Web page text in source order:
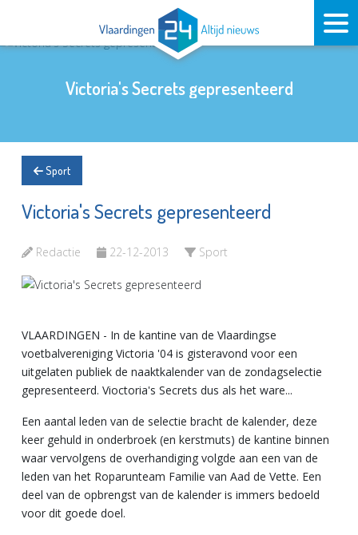
Victoria's Secrets gepresenteerd
Sport
Victoria's Secrets gepresenteerd
Redactie 22-12-2013 Sport
VLAARDINGEN - In de kantine van de Vlaardingse
voetbalvereniging Victoria '04 is gisteravond voor een
uitgelaten publiek de naaktkalender van de zondagselectie
gepresenteerd. Vioctoria's Secrets dus als het ware...
Een aantal leden van de selectie bracht de kalender, deze
keer gehuld in onderbroek (en kerstmuts) de kantine binnen
waar vervolgens de overhandiging volgde aan een van de
leden van het Roparunteam Familie van Aad de Vette. Een
deel van de opbrengst van de kalender is immers bedoeld
voor dit goede doel.